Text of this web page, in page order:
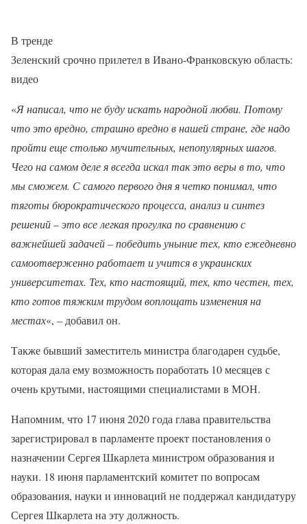
В тренде
Зеленский срочно прилетел в Ивано-Франковскую область:
видео
«Я написал, что не буду искать народной любви. Потому
что это вредно, страшно вредно в нашей стране, где надо
пройти еще столько мучительных, непопулярных шагов.
Чего на самом деле я всегда искал так это веры в то, что
мы сможем. С самого первого дня я четко понимал, что
тяготы бюрократического процесса, анализ и синтез
решений – это все легкая прогулка по сравнению с
важнейшей задачей – победить уныние тех, кто ежедневно
самоотверженно работает и учится в украинских
университетах. Тех, кто настоящий, тех, кто честен, тех,
кто готов тяжким трудом воплощать изменения на
местах«, – добавил он.
Также бывший заместитель министра благодарен судьбе,
которая дала ему возможность поработать 10 месяцев с
очень крутыми, настоящими специалистами в МОН.
Напомним, что 17 июня 2020 года глава правительства
зарегистрировал в парламенте проект постановления о
назначении Сергея Шкарлета министром образования и
науки. 18 июня парламентский комитет по вопросам
образования, науки и инноваций не поддержал кандидатуру
Сергея Шкарлета на эту должность.